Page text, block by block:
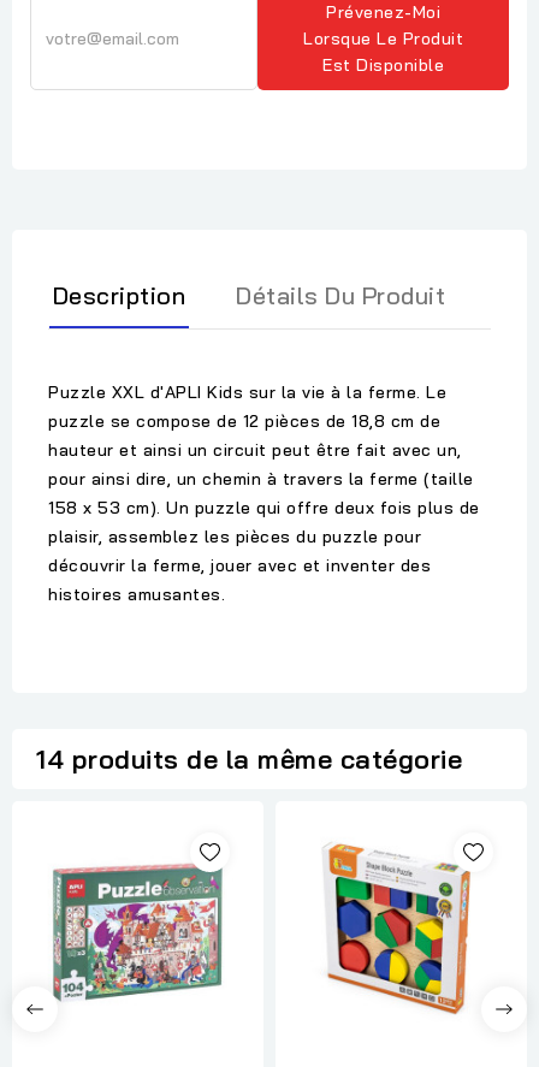
Prévenez-Moi
Lorsque Le Produit
Est Disponible
Description Détails Du Produit
Puzzle XXL d'APLI Kids sur la vie à la ferme. Le
puzzle se compose de 12 pièces de 18,8 cm de
hauteur et ainsi un circuit peut être fait avec un,
pour ainsi dire, un chemin à travers la ferme (taille
158 x 53 cm). Un puzzle qui offre deux fois plus de
plaisir, assemblez les pièces du puzzle pour
découvrir la ferme, jouer avec et inventer des
histoires amusantes.
14 produits de la même catégorie